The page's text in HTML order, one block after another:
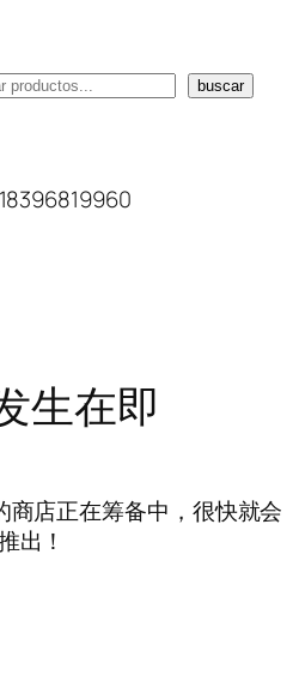
buscar
生在即
商店正在筹备中，很快就会
出！